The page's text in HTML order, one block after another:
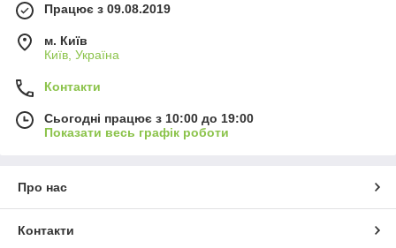
Працює з 09.08.2019
м. Київ
Київ, Україна
Контакти
Сьогодні працює з 10:00 до 19:00
Показати весь графік роботи
Про нас
Контакти